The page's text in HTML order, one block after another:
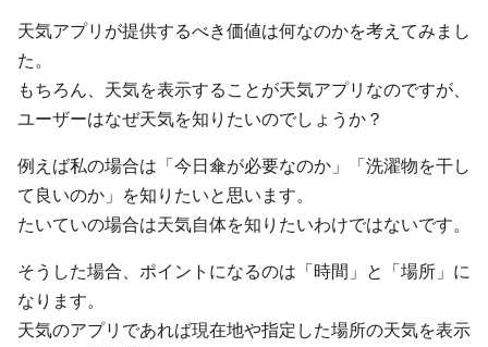
天気アプリが提供するべき価値は何なのかを考えてみまし
た。
もちろん、天気を表示することが天気アプリなのですが、
ユーザーはなぜ天気を知りたいのでしょうか？
例えば私の場合は「今日傘が必要なのか」「洗濯物を干し
て良いのか」を知りたいと思います。
たいていの場合は天気自体を知りたいわけではないです。
そうした場合、ポイントになるのは「時間」と「場所」に
なります。
天気のアプリであれば現在地や指定した場所の天気を表示